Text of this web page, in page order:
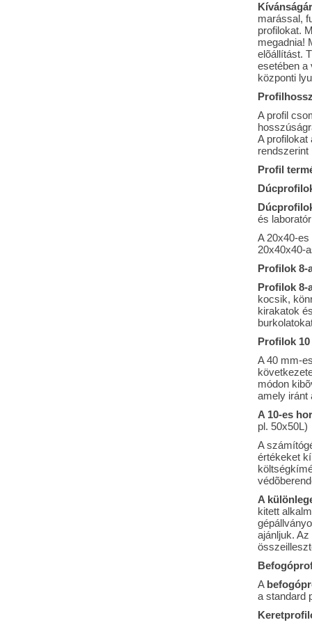
marással,
profilokat.
megadnia!
elõállítást.
esetében a
központi
A profil
A profilokat
rendszerint
Profil
és
A 20x40-
20x40x40-
Profilok 8-
Profilok 8-
kocsik,
kirakatok
Profilok
A 40 mm-
módon
amely iránt
A 10-es
pl. 50x50L)
A
értékeket
A
kitett
ajánljuk.
A
a standard